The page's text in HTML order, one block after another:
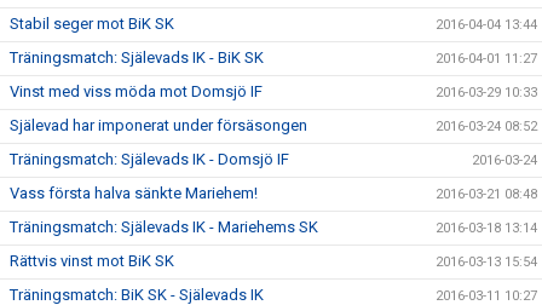
Stabil seger mot BiK SK 2016-04-04 13:44
Träningsmatch: Själevads IK - BiK SK 2016-04-01 11:27
Vinst med viss möda mot Domsjö IF 2016-03-29 10:33
Själevad har imponerat under försäsongen 2016-03-24 08:52
Träningsmatch: Själevads IK - Domsjö IF 2016-03-24
Vass första halva sänkte Mariehem! 2016-03-21 08:48
Träningsmatch: Själevads IK - Mariehems SK 2016-03-18 13:14
Rättvis vinst mot BiK SK 2016-03-13 15:54
Träningsmatch: BiK SK - Själevads IK 2016-03-11 10:27